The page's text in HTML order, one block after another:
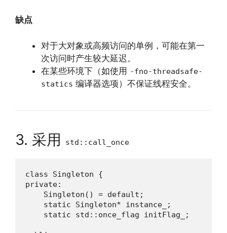
缺点
对于大对象或高频访问的单例，可能在第一
次访问时产生较大延迟。
在某些环境下（如使用 -fno-threadsafe-
statics 编译器选项）不保证线程安全。
3. 采用 std::call_once
class Singleton {
private:
    Singleton() = default;
    static Singleton* instance_;
    static std::once_flag initFlag_;